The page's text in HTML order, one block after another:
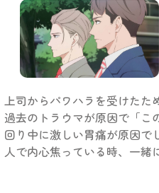
上司からパワハラを受けたた
過去のトラウマが原因で「
回り中に激しい胃痛が原因
人で内心焦っている時、一